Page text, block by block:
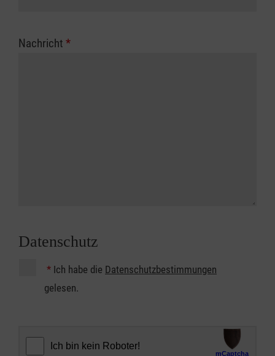
Nachricht *
Datenschutz
* Ich habe die Datenschutzbestimmungen
gelesen.